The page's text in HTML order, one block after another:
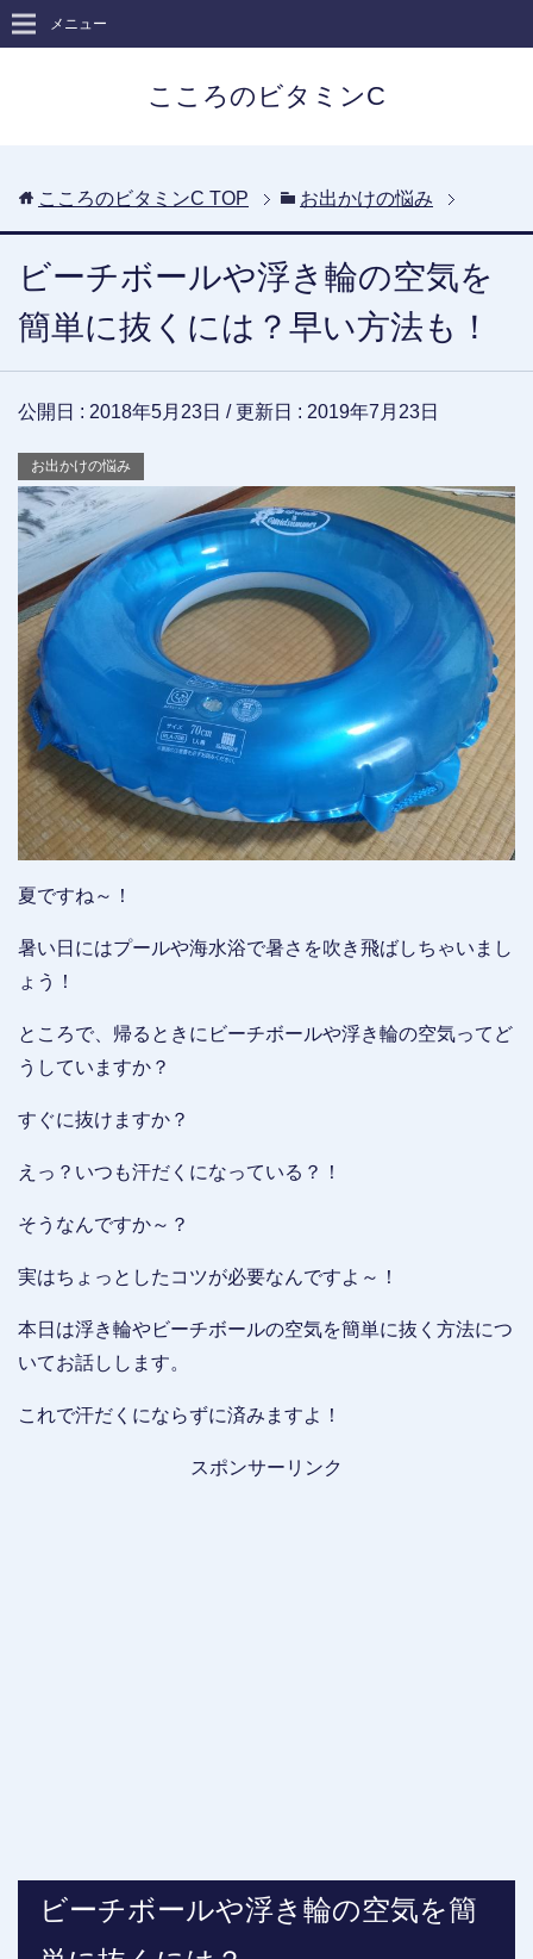
こころのビタミンC
メニュー
こころのビタミンC TOP お出かけの悩み
ビーチボールや浮き輪の空気を
簡単に抜くには？早い方法も！
公開日 : 2018年5月23日 / 更新日 : 2019年7月23日
お出かけの悩み
夏ですね～！
暑い日にはプールや海水浴で暑さを吹き飛ばしちゃいまし
ょう！
ところで、帰るときにビーチボールや浮き輪の空気ってど
うしていますか？
すぐに抜けますか？
えっ？いつも汗だくになっている？！
そうなんですか～？
実はちょっとしたコツが必要なんですよ～！
本日は浮き輪やビーチボールの空気を簡単に抜く方法につ
いてお話しします。
これで汗だくにならずに済みますよ！
スポンサーリンク
ビーチボールや浮き輪の空気を簡